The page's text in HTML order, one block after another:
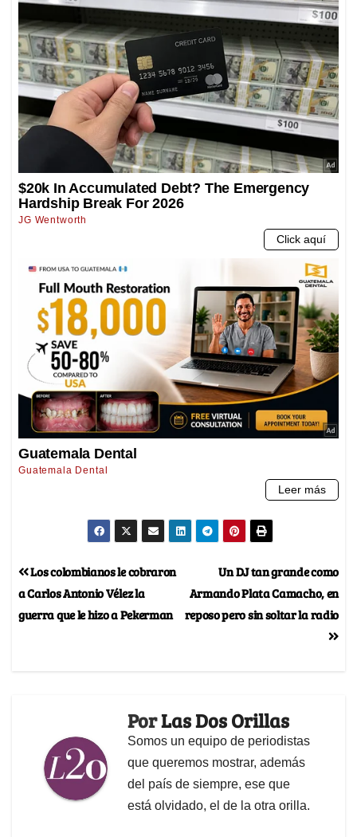
Un DJ tan grande como
Armando Plata Camacho, en
reposo pero sin soltar la radio
Los colombianos le cobraron
a Carlos Antonio Vélez la
guerra que le hizo a Pekerman
PorLas Dos Orillas
Somos un equipo de periodistas
que queremos mostrar, además
del país de siempre, ese que
está olvidado, el de la otra orilla.